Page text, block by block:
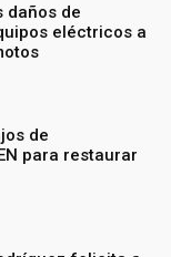
daños de
eléctricos a
de
para restaurar